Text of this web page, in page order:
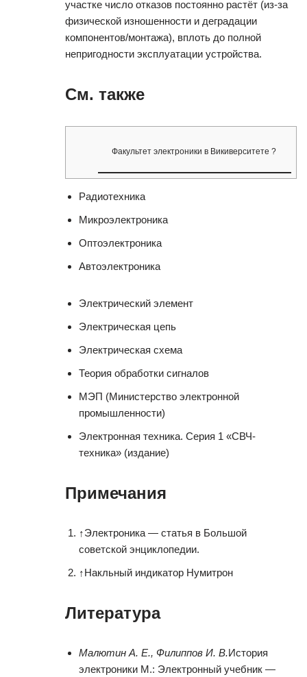
участке число отказов постоянно растёт (из-за
физической изношенности и деградации
компонентов/монтажа), вплоть до полной
непригодности эксплуатации устройства.
См. также
Факультет электроники в Викиверситете ?
Радиотехника
Микроэлектроника
Оптоэлектроника
Автоэлектроника
Электрический элемент
Электрическая цепь
Электрическая схема
Теория обработки сигналов
МЭП (Министерство электронной
промышленности)
Электронная техника. Серия 1 «СВЧ-
техника» (издание)
Примечания
↑Электроника — статья в Большой
советской энциклопедии.
↑Накльный индикатор Нумитрон
Литература
Малютин А. Е., Филиппов И. В.История
электроники М.: Электронный учебник —